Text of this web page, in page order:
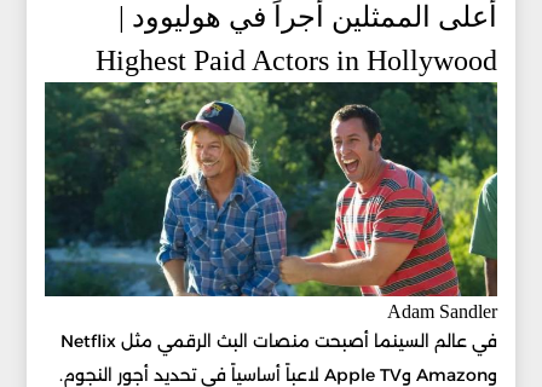
أعلى الممثلين أجراً في هوليوود |
Highest Paid Actors in Hollywood
Adam Sandler
في عالم السينما أصبحت منصات البث الرقمي مثل Netflix
وAmazon وApple TV لاعباً أساسياً في تحديد أجور النجوم.